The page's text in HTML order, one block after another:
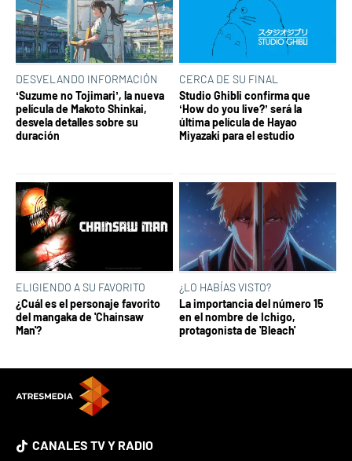
DESVELANDO INFORMACIÓN
‘Suzume no Tojimari’, la nueva
película de Makoto Shinkai,
desvela detalles sobre su
duración
CERCA DE SU FINAL
Studio Ghibli confirma que
‘How do you live?’ será la
última película de Hayao
Miyazaki para el estudio
ELIGIENDO A SU FAVORITO
¿Cuál es el personaje favorito
del mangaka de 'Chainsaw
Man'?
¿LO HABÍAS VISTO?
La importancia del número 15
en el nombre de Ichigo,
protagonista de 'Bleach'
CANALES TV Y RADIO